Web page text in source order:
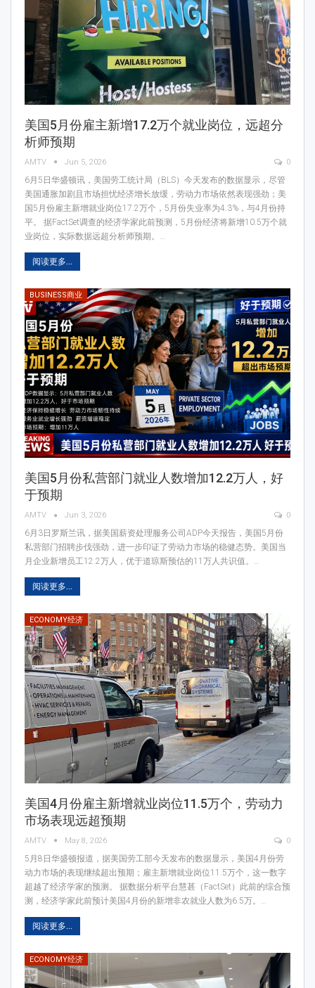
美国5月份雇主新增17.2万个就业岗位，远超分
析师预期
AMTV Jun 5, 2026 0
6月5日华盛顿讯，美国劳工统计局（BLS）今天发布的数据显示，尽管
美国通胀加剧且市场担忧经济增长放缓，劳动力市场依然表现强劲；美
国5月份雇主新增就业岗位17.2万个，5月份失业率为4.3%，与4月份持
平。 据FactSet调查的经济学家此前预测，5月份经济将新增10.5万个就
业岗位，实际数据远超分析师预期。…
阅读更多...
BUSINESS商业
美国5月份私营部门就业人数增加12.2万人，好
于预期
AMTV Jun 3, 2026 0
6月3日罗斯兰讯，据美国薪资处理服务公司ADP今天报告，美国5月份
私营部门招聘步伐强劲，进一步印证了劳动力市场的稳健态势。美国当
月企业新增员工12.2万人，优于道琼斯预估的11万人共识值。…
阅读更多...
ECONOMY经济
美国4月份雇主新增就业岗位11.5万个，劳动力
市场表现远超预期
AMTV May 8, 2026 0
5月8日华盛顿报道，据美国劳工部今天发布的数据显示，美国4月份劳
动力市场的表现继续超出预期；雇主新增就业岗位11.5万个，这一数字
超越了经济学家的预测。 据数据分析平台慧甚（FactSet）此前的综合预
测，经济学家此前预计美国4月份的新增非农就业人数为6.5万。…
阅读更多...
ECONOMY经济